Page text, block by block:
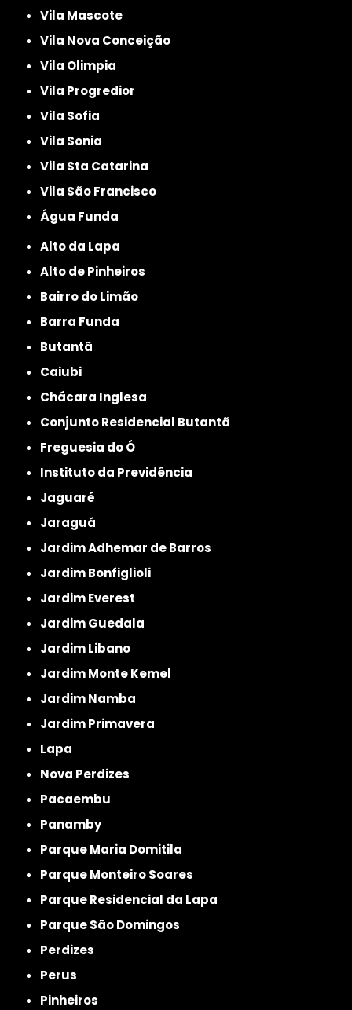
Vila Mascote
Vila Nova Conceição
Vila Olimpia
Vila Progredior
Vila Sofia
Vila Sonia
Vila Sta Catarina
Vila São Francisco
Água Funda
Alto da Lapa
Alto de Pinheiros
Bairro do Limão
Barra Funda
Butantã
Caiubi
Chácara Inglesa
Conjunto Residencial Butantã
Freguesia do Ó
Instituto da Previdência
Jaguaré
Jaraguá
Jardim Adhemar de Barros
Jardim Bonfiglioli
Jardim Everest
Jardim Guedala
Jardim Libano
Jardim Monte Kemel
Jardim Namba
Jardim Primavera
Lapa
Nova Perdizes
Pacaembu
Panamby
Parque Maria Domitila
Parque Monteiro Soares
Parque Residencial da Lapa
Parque São Domingos
Perdizes
Perus
Pinheiros